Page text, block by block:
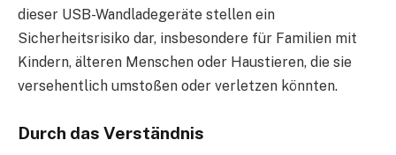
dieser USB-Wandladegeräte stellen ein
Sicherheitsrisiko dar, insbesondere für Familien mit
Kindern, älteren Menschen oder Haustieren, die sie
versehentlich umstoßen oder verletzen könnten.
Durch das Verständnis